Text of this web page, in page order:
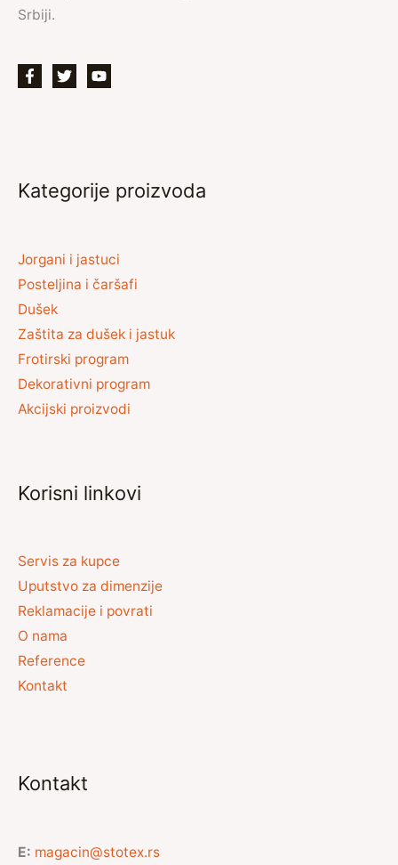
Srbiji.
Kategorije proizvoda
Jorgani i jastuci
Posteljina i čaršafi
Dušek
Zaštita za dušek i jastuk
Frotirski program
Dekorativni program
Akcijski proizvodi
Korisni linkovi
Servis za kupce
Uputstvo za dimenzije
Reklamacije i povrati
O nama
Reference
Kontakt
Kontakt
E: magacin@stotex.rs